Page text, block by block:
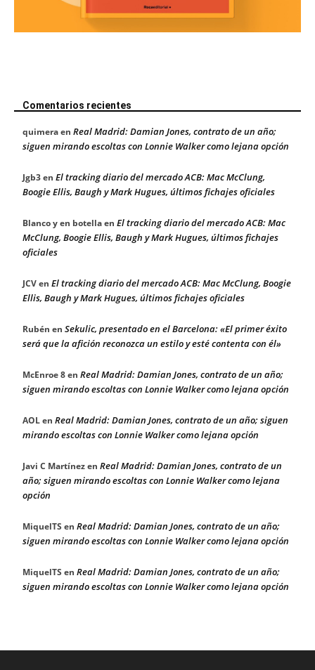
Comentarios recientes
quimeraen Real Madrid: Damian Jones, contrato de un año;
siguen mirando escoltas con Lonnie Walker como lejana opción
Jgb3en El tracking diario del mercado ACB: Mac McClung,
Boogie Ellis, Baugh y Mark Hugues, últimos fichajes oficiales
Blanco y en botellaen El tracking diario del mercado ACB: Mac
McClung, Boogie Ellis, Baugh y Mark Hugues, últimos fichajes
oficiales
JCVen El tracking diario del mercado ACB: Mac McClung, Boogie
Ellis, Baugh y Mark Hugues, últimos fichajes oficiales
Rubén en Sekulic, presentado en el Barcelona: «El primer éxito
será que la afición reconozca un estilo y esté contenta con él»
McEnroe 8en Real Madrid: Damian Jones, contrato de un año;
siguen mirando escoltas con Lonnie Walker como lejana opción
AOLen Real Madrid: Damian Jones, contrato de un año; siguen
mirando escoltas con Lonnie Walker como lejana opción
Javi C Martínezen Real Madrid: Damian Jones, contrato de un
año; siguen mirando escoltas con Lonnie Walker como lejana
opción
MiquelTS en Real Madrid: Damian Jones, contrato de un año;
siguen mirando escoltas con Lonnie Walker como lejana opción
MiquelTS en Real Madrid: Damian Jones, contrato de un año;
siguen mirando escoltas con Lonnie Walker como lejana opción